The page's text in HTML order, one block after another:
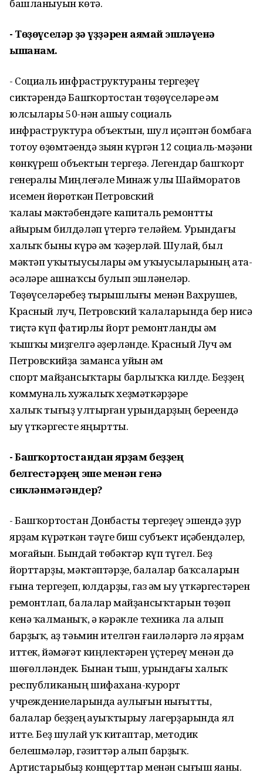
башланыуын көтә.
- Төҙөүселәр ҙә үҙҙәрен аямайэшләүенә
ышанам.
- Социаль инфраструктураны тергеҙеү
сиктәрендә Башҡортостан төҙөүселәре һәм
юлсылары 50-нән ашыу социаль
инфраструктура объектын, шул иҫәптән бомбаға
тотоу һөҙөмтәһендә зыян күргән 12 социаль-мәҙәни
көнкүреш объектын тергеҙә. Легендар башҡорт
генералы Миңлеғәле Минһаж улы Шайморатов
исемен йөрөткән Петровский
ҡалаһы мәктәбендәге капиталь ремонтты
айырым билдәләп үтергә теләйем. Урындағы
халыҡ быны күрә һәм ҡәҙерләй. Шулай, был
мәктәп уҡытыусылары һәм уҡыусыларының ата-
әсәләре ашнаҡсы булып эшләнеләр.
Төҙөүселәребеҙ тырышлығы менән Вахрушев,
Красный луч, Петровский ҡалаларында бер нисә
тиҫтә күп фатирлы йорт ремонтланды һәм
ҡышҡы миҙгелгә әҙерләнде. Красный Луч һәм
Петровскийҙа заманса уйын һәм
спорт майҙансыҡтары барлыҡҡа килде. Беҙҙең
коммуналь хужалыҡ хеҙмәткәрҙәре
халыҡ тығыҙ ултырған урындарҙың береһендә
һыу үткәргесте яңыртты.
- Башҡортостандан ярҙам беҙҙең
белгестәрҙең эше менән генә
сикләнмәгәндер?
- Башҡортостан Донбасты тергеҙеү эшендә ҙур
ярҙам күрһәткән тәүге биш субъект иҫәбендәлер,
моғайын. Бындай төбәктәр күп түгел. Беҙ
йорттарҙы, мәктәптәрҙе, балалар баҡсаларын
ғына тергеҙеп, юлдарҙы, газ һәм һыу үткәргестәрен
ремонтлап, балалар майҙансыҡтарын төҙөп
кенә ҡалманыҡ, ә кәрәкле техника ла алып
барҙыҡ, аҙ тәьмин ителгән ғаиләләргә лә ярҙам
иттек, йәмәғәт киңлектәрен үҫтереү менән дә
шөғөлләндек. Бынан тыш, урындағы халыҡ
республиканың шифахана-курорт
учреждениеларында һаулығын нығытты,
балалар беҙҙең һауыҡтырыу лагерҙарында ял
итте. Беҙ шулай уҡ китаптар, методик
белешмәләр, гәзиттәр алып барҙыҡ.
Артистарыбыҙ концерттар менән сығыш яһаны.